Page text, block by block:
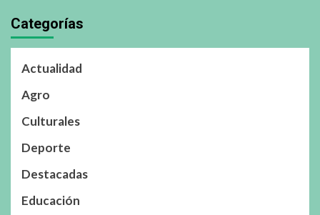
Categorías
Actualidad
Agro
Culturales
Deporte
Destacadas
Educación